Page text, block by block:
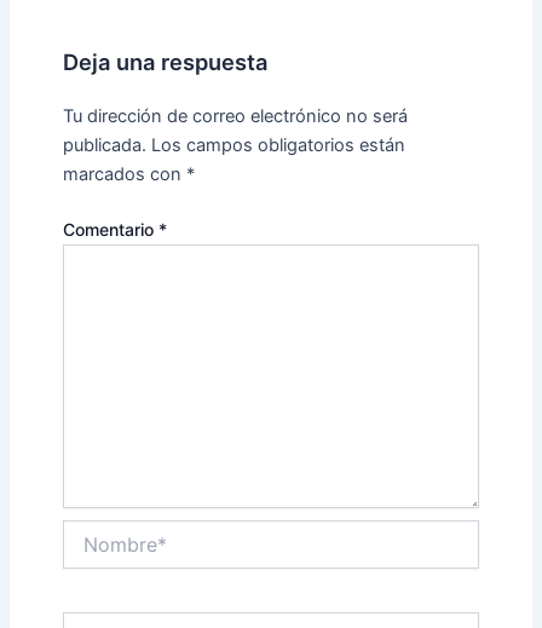
Deja una respuesta
Tu dirección de correo electrónico no será
publicada. Los campos obligatorios están
marcados con *
Comentario *